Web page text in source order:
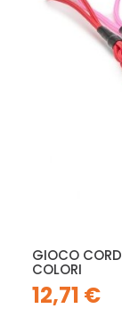
GIOCO
COLORI
12,71 €